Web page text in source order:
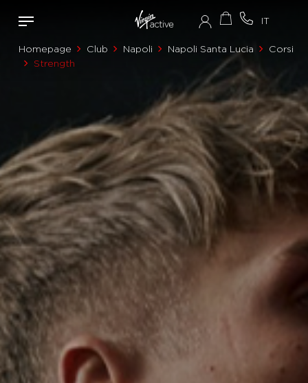
Homepage Club Napoli Napoli Santa Lucia
Corsi
Strength